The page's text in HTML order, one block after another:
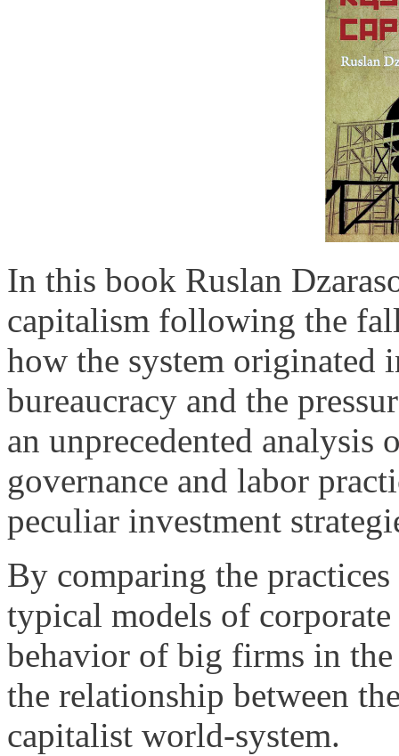
In this book Ruslan
capitalism following the
how the system originated
bureaucracy and the
an unprecedented analysis
governance and labor
peculiar investment
By comparing the
typical models of
behavior of big firms in the
the relationship between
capitalist world-system.